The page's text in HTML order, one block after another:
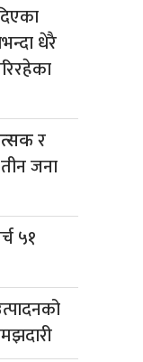
धेरै
र
जना
५१